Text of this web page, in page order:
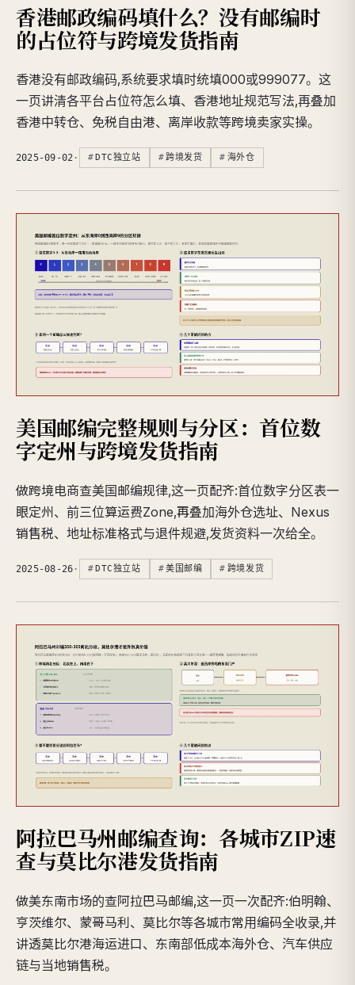
香港邮政编码填什么？没有邮编时
的占位符与跨境发货指南
香港没有邮政编码,系统要求填时统填000或999077。这
一页讲清各平台占位符怎么填、香港地址规范写法,再叠加
香港中转仓、免税自由港、离岸收款等跨境卖家实操。
2025-09-02 · DTC独立站 跨境发货 海外仓
美国邮编完整规则与分区：首位数
字定州与跨境发货指南
做跨境电商查美国邮编规律,这一页配齐:首位数字分区表一
眼定州、前三位算运费Zone,再叠加海外仓选址、Nexus
销售税、地址标准格式与退件规避,发货资料一次给全。
2025-08-26 · DTC独立站 美国邮编 跨境发货
阿拉巴马州邮编查询：各城市ZIP速
查与莫比尔港发货指南
做美东南市场的查阿拉巴马邮编,这一页一次配齐:伯明翰、
亨茨维尔、蒙哥马利、莫比尔等各城市常用编码全收录,并
讲透莫比尔港海运进口、东南部低成本海外仓、汽车供应
链与当地销售税。